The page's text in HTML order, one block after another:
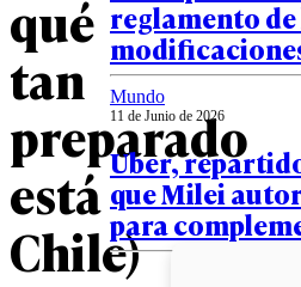
qué
tan
preparado
está
Chile)
reglamento
Mundo
11 de Junio de 2026
Uber,
que Milei
para